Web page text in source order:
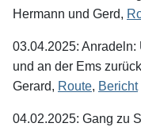
Hermann und Gerd,
03.04.2025:
und an der Ems
Gerard, Route, Bericht
04.02.2025: Gang zu